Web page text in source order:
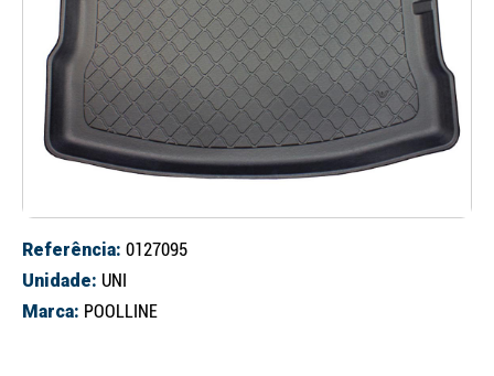
Referência: 0127095
Unidade: UNI
Marca: POOLLINE